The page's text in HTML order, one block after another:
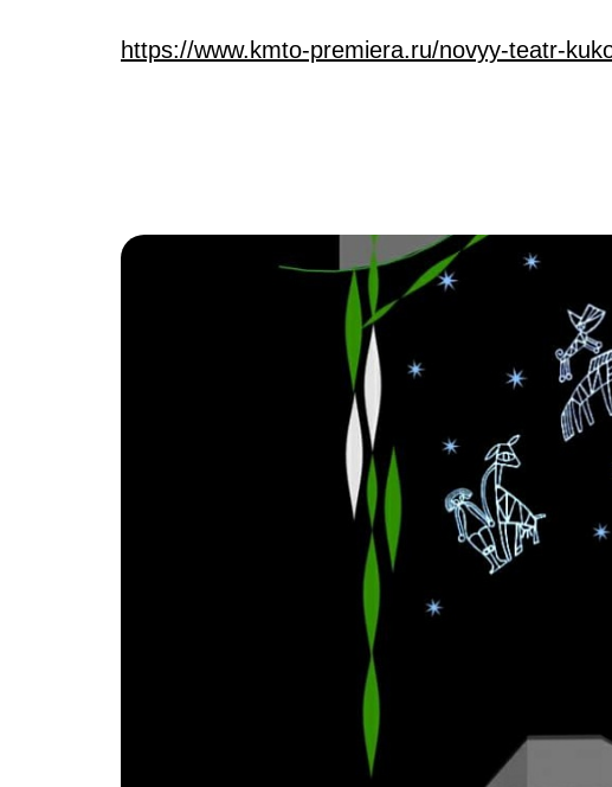
https://www.kmto-premiera.ru/novyy-teatr-